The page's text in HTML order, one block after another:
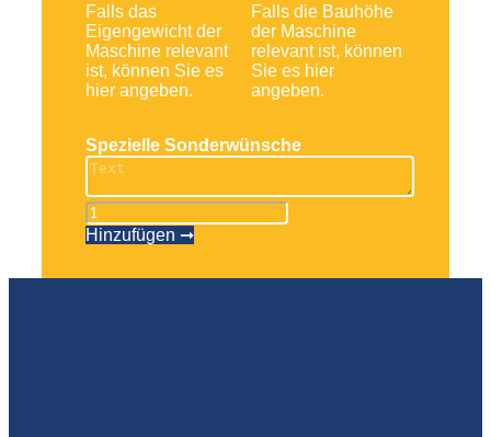
Falls das
Eigengewicht der
Maschine relevant
ist, können Sie es
hier angeben.
Falls die Bauhöhe
der Maschine
relevant ist, können
Sie es hier
angeben.
Spezielle Sonderwünsche
Scherenbühne
ES
0807AC
Hinzufügen ➞